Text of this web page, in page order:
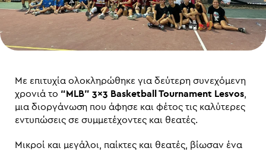
Με επιτυχία ολοκληρώθηκε για δεύτερη συνεχόμενη
χρονιά το “MLB” 3×3 Basketball Tournament Lesvos
μια διοργάνωση που άφησε και φέτος τις καλύτερες
εντυπώσεις σε συμμετέχοντες και θεατές.
Μικροί και μεγάλοι, παίκτες και θεατές, βίωσαν ένα